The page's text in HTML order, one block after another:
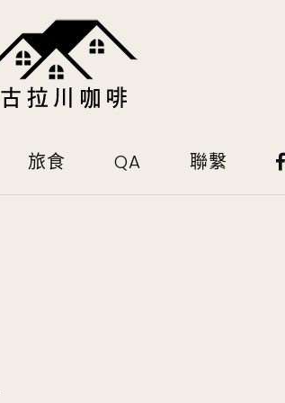
旅食 QA 聯繫